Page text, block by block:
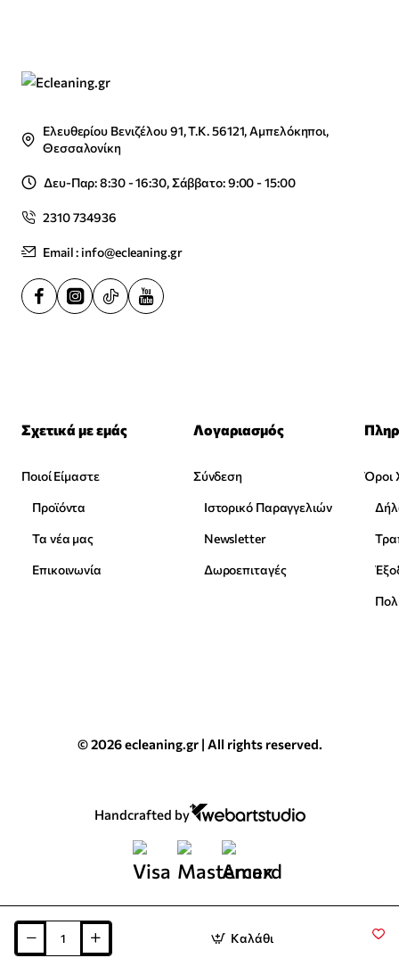
Καλάθι
Ελευθερίου Βενιζέλου 91, Τ.Κ. 56121, Αμπελόκηποι,
Θεσσαλονίκη
Δευ-Παρ: 8:30 - 16:30, Σάββατο: 9:00 - 15:00
2310 734936
Email : info@ecleaning.gr
Σχετικά με εμάς
Ποιοί Είμαστε
Προϊόντα
Τα νέα μας
Επικοινωνία
Λογαριασμός
Σύνδεση
Ιστορικό Παραγγελιών
Newsletter
Δωροεπιταγές
Όροι
© 2026 ecleaning.gr | All rights reserved.
Handcrafted by